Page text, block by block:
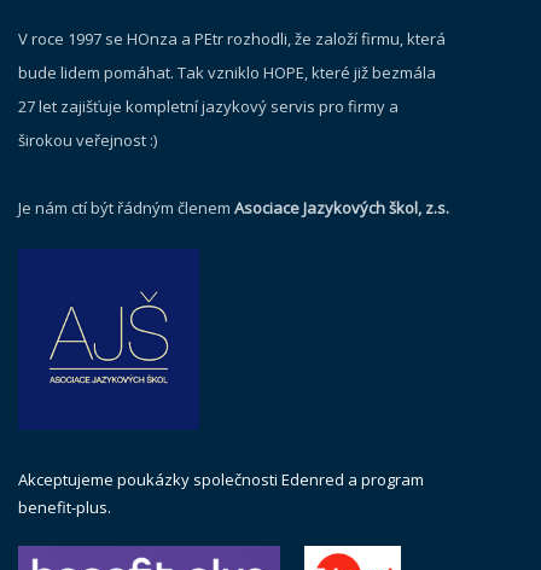
V roce 1997 se HOnza a PEtr rozhodli, že založí firmu, která
bude lidem pomáhat. Tak vzniklo HOPE, které již bezmála
27 let zajišťuje kompletní jazykový servis pro firmy a
širokou veřejnost :)
Je nám ctí být řádným členem Asociace Jazykových škol, z.s.
Akceptujeme poukázky společnosti Edenred a program
benefit-plus.